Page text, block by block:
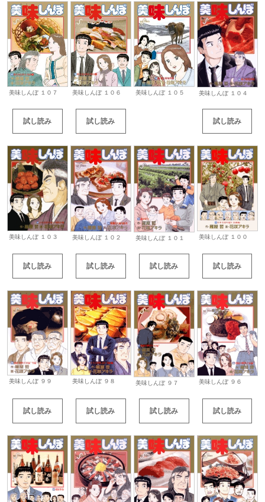
美味しんぼ １０７
試し読み
美味しんぼ １０６
試し読み
美味しんぼ １０５ 美味しんぼ １０４
試し読み
美味しんぼ １０３
試し読み
美味しんぼ １０２
試し読み
美味しんぼ １０１
試し読み
美味しんぼ １００
試し読み
美味しんぼ ９９
試し読み
美味しんぼ ９８
試し読み
美味しんぼ ９７
試し読み
美味しんぼ ９６
試し読み